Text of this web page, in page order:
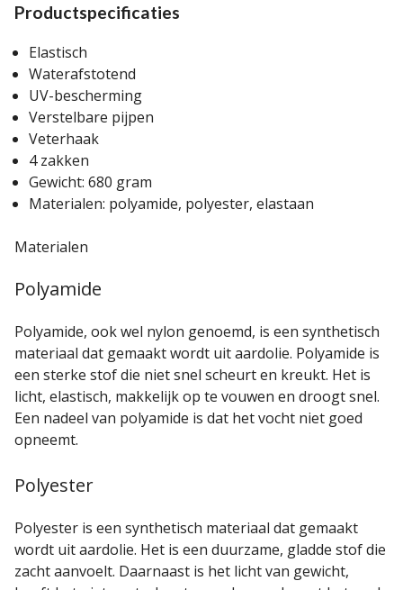
Productspecificaties
Elastisch
Waterafstotend
UV-bescherming
Verstelbare pijpen
Veterhaak
4 zakken
Gewicht: 680 gram
Materialen: polyamide, polyester, elastaan
Materialen
Polyamide
Polyamide, ook wel nylon genoemd, is een synthetisch
materiaal dat gemaakt wordt uit aardolie. Polyamide is
een sterke stof die niet snel scheurt en kreukt. Het is
licht, elastisch, makkelijk op te vouwen en droogt snel.
Een nadeel van polyamide is dat het vocht niet goed
opneemt.
Polyester
Polyester is een synthetisch materiaal dat gemaakt
wordt uit aardolie. Het is een duurzame, gladde stof die
zacht aanvoelt. Daarnaast is het licht van gewicht,